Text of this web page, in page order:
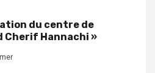
du centre de
Cherif Hannachi »